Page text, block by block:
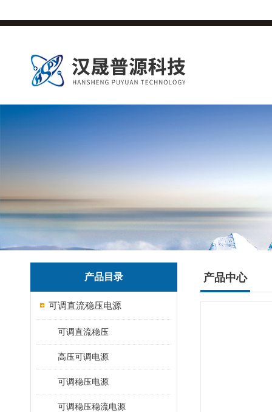
产品目录
可调直流稳压电源
可调直流稳压
高压可调电源
可调稳压电源
可调稳压稳流电源
产品中心